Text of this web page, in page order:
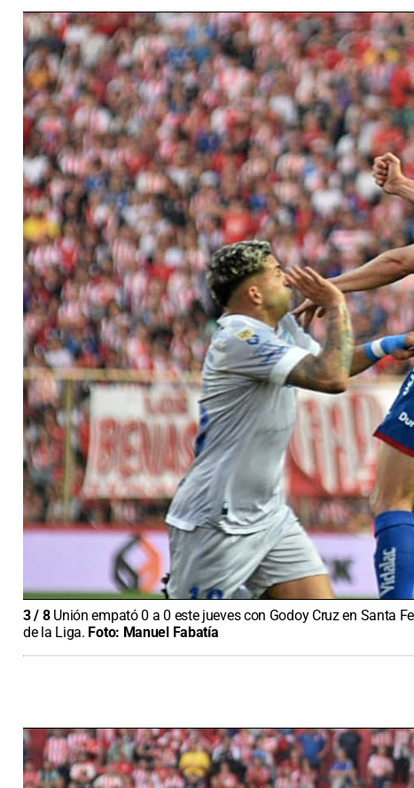
3/ 8 Unión empató 0 a 0 este jueves con Godoy Cruz en Santa
de la Liga. Foto: Manuel Fabatía